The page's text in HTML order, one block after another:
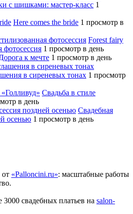
с шишками: мастер-класс 1
Here comes the bride 1 просмотр в
Forest fairy
фотосессия 1 просмотр в день
к мечте 1 просмотр в день
в сиреневых тонах 1 просмотр
Свадьба в стиле
в день
Свадебная
осенью 1 просмотр в день
«Palloncini.ru»: масштабные работы
свадебных платьев на salon-